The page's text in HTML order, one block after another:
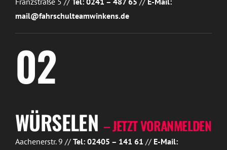
mail@fahrschulteamwinkens.de
02
WÜRSELEN – JETZT VORANMELDEN
Aachenerstr. 9 // Tel: 02405 – 141 61 // E-Mail: